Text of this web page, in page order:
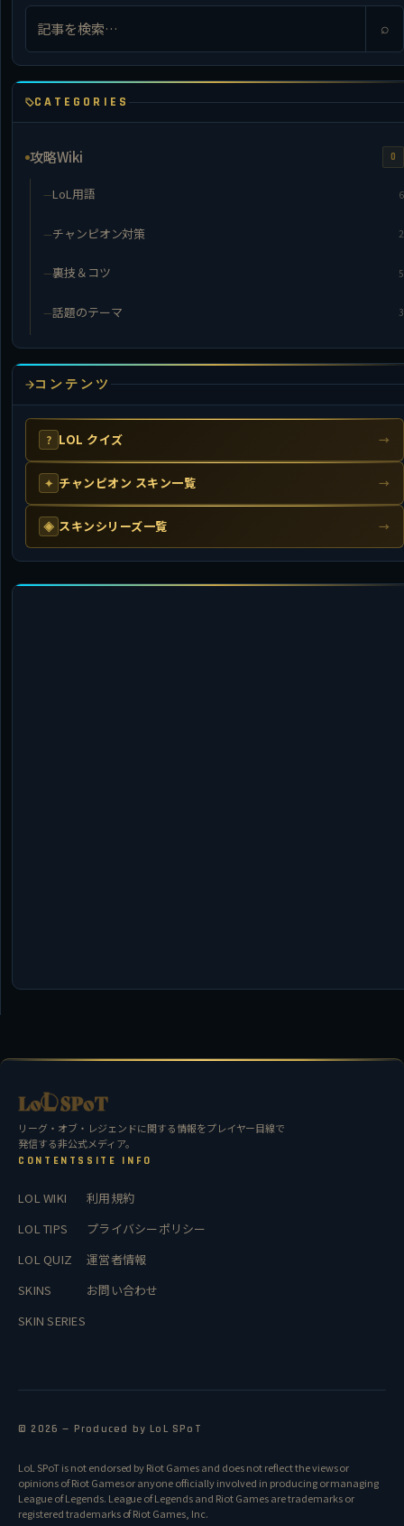
⌕
CATEGORIES
攻略Wiki 0
LoL用語 6
チャンピオン対策 2
裏技＆コツ 5
話題のテーマ 3
コンテンツ
? LOL クイズ →
✦ チャンピオン スキン一覧 →
◈ スキンシリーズ一覧 →
リーグ・オブ・レジェンドに関する情報をプレイヤー目線で
発信する非公式メディア。
CONTENTS
LOL WIKI
LOL TIPS
LOL QUIZ
SKINS
SKIN SERIES
SITE INFO
利用規約
プライバシーポリシー
運営者情報
お問い合わせ
© 2026 — Produced by LoL SPoT
LoL SPoT is not endorsed by Riot Games and does not reflect the views or
opinions of Riot Games or anyone officially involved in producing or managing
League of Legends. League of Legends and Riot Games are trademarks or
registered trademarks of Riot Games, Inc.